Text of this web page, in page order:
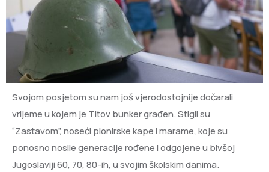
Svojom posjetom su nam još vjerodostojnije dočarali
vrijeme u kojem je Titov bunker građen. Stigli su
“Zastavom”, noseći pionirske kape i marame, koje su
ponosno nosile generacije rođene i odgojene u bivšoj
Jugoslaviji 60, 70, 80-ih, u svojim školskim danima.